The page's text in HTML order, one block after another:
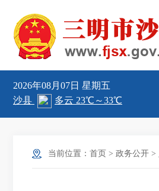
2026年08月07日 星期五
当前位置： 首页 > 政务公开 >